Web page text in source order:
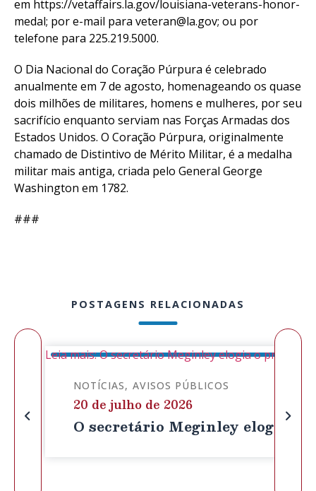
em https://vetaffairs.la.gov/louisiana-veterans-honor-
medal; por e-mail para veteran@la.gov; ou por
telefone para 225.219.5000.
O Dia Nacional do Coração Púrpura é celebrado
anualmente em 7 de agosto, homenageando os quase
dois milhões de militares, homens e mulheres, por seu
sacrifício enquanto serviam nas Forças Armadas dos
Estados Unidos. O Coração Púrpura, originalmente
chamado de Distintivo de Mérito Militar, é a medalha
militar mais antiga, criada pelo General George
Washington em 1782.
###
POSTAGENS RELACIONADAS
NOTÍCIAS AVISOS PÚBLICOS
20 de julho de 2026
O secretário Meginley elogia o
Leia mais: O secretário Meginley elogia o projeto